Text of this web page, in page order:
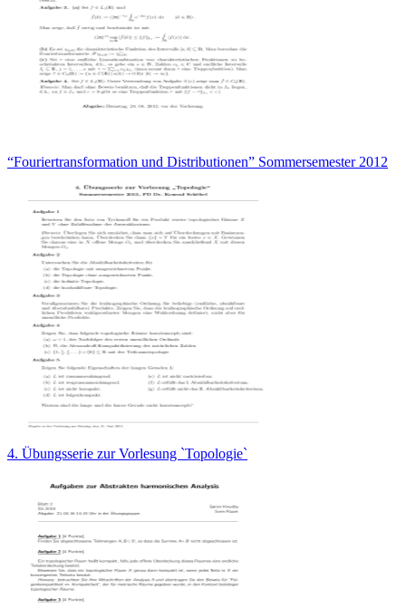
“Fouriertransformation und Distributionen” Sommersemester 2012
4. Übungsserie zur Vorlesung `Topologie`